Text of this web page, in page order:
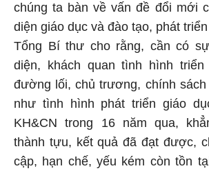
chúng ta bàn về vấn đề đổi mới
diện giáo dục và đào tạo, phát
Tổng Bí thư cho rằng, cần có
diện, khách quan tình hình
đường lối, chủ trương, chính
như tình hình phát triển giáo
KH&CN trong 16 năm qua,
thành tựu, kết quả đã đạt được,
cập, hạn chế, yếu kém còn tồn